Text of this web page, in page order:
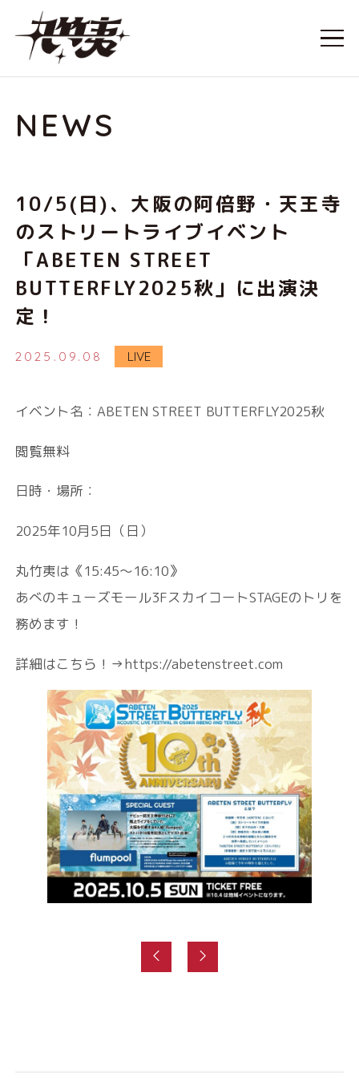
NEWS
10/5(日)、大阪の阿倍野・天王寺
のストリートライブイベント
「ABETEN STREET
BUTTERFLY2025秋」に出演決
定！
2025.09.08 LIVE
イベント名：ABETEN STREET BUTTERFLY2025秋
閲覧無料
日時・場所：
2025年10月5日（日）
丸竹夷は《15:45〜16:10》
あべのキューズモール3FスカイコートSTAGEのトリを
務めます！
詳細はこちら！→https://abetenstreet.com